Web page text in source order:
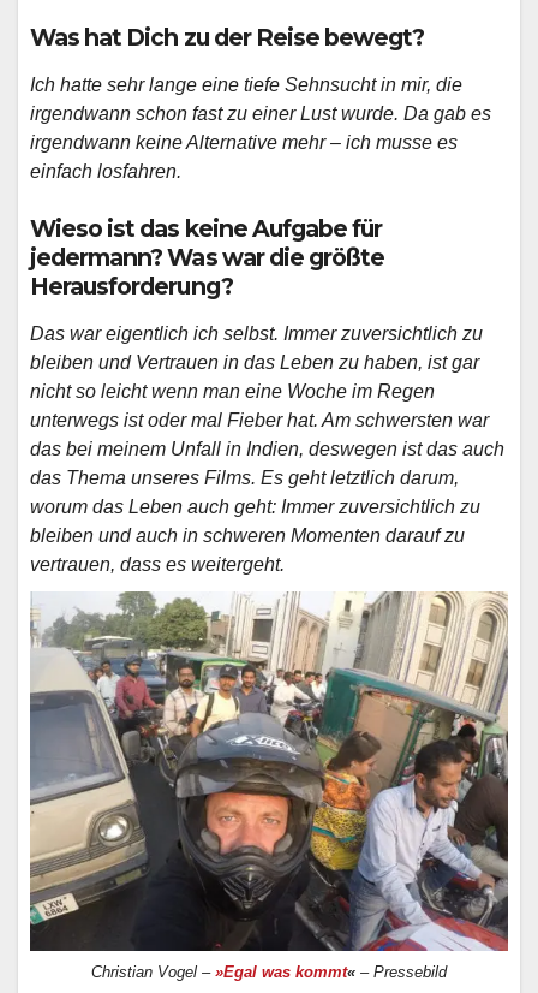
Was hat Dich zu der Reise bewegt?
Ich hatte sehr lange eine tiefe Sehnsucht in mir, die
irgendwann schon fast zu einer Lust wurde. Da gab es
irgendwann keine Alternative mehr – ich musse es
einfach losfahren.
Wieso ist das keine Aufgabe für
jedermann? Was war die größte
Herausforderung?
Das war eigentlich ich selbst. Immer zuversichtlich zu
bleiben und Vertrauen in das Leben zu haben, ist gar
nicht so leicht wenn man eine Woche im Regen
unterwegs ist oder mal Fieber hat. Am schwersten war
das bei meinem Unfall in Indien, deswegen ist das auch
das Thema unseres Films. Es geht letztlich darum,
worum das Leben auch geht: Immer zuversichtlich zu
bleiben und auch in schweren Momenten darauf zu
vertrauen, dass es weitergeht.
Christian Vogel – »Egal was kommt« – Pressebild